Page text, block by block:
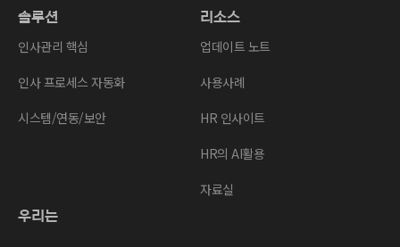
솔루션
인사관리 핵심
인사 프로세스 자동화
시스템/연동/보안
리소스
업데이트 노트
사용사례
HR 인사이트
HR의 AI활용
자료실
우리는